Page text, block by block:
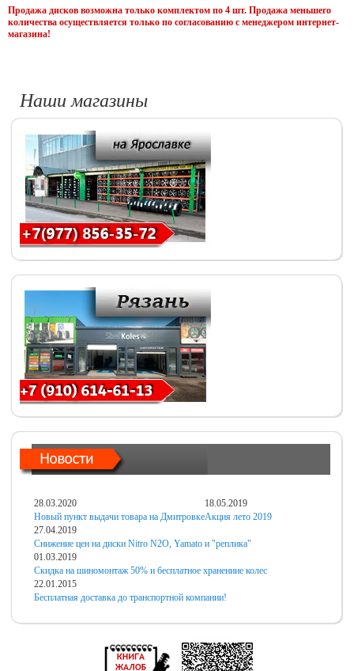
Продажа дисков возможна только комплектом по 4 шт. Продажа меньшего
количества осуществляется только по согласованию с менеджером интернет-
магазина!
Наши магазины
28.03.2020
Новый пункт выдачи товара на Дмитровке
18.05.2019
Акция лето 2019
27.04.2019
Снижение цен на диски Nitro N2O, Yamato и "реплика"
01.03.2019
Скидка на шиномонтаж 50% и бесплатное хранениие колес
22.01.2015
Бесплатная доставка до транспортной компании!